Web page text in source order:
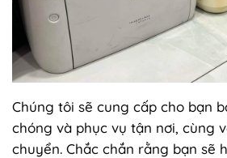
Chúng tôi sẽ cung cấp cho bạn
chóng và phục vụ tận nơi, cùng
chuyển. Chắc chắn rằng bạn sẽ